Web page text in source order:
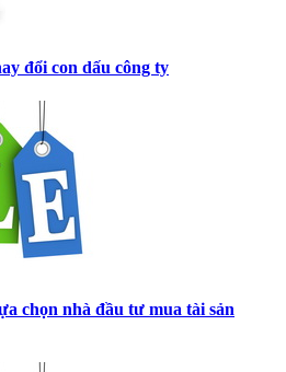
đổi con dấu công ty
chọn nhà đầu tư mua tài sản